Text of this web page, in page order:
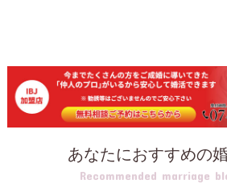
あなたにおすすめの
Recommended marriage